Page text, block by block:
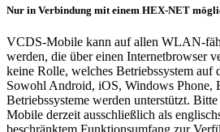
Nur in Verbindung mit einem HEX-NET
VCDS-Mobile kann auf allen WLAN-
werden, die über einen Internetbrowser
keine Rolle, welches Betriebssystem auf
Sowohl Android, iOS, Windows Phone,
Betriebssysteme werden unterstützt.
Mobile derzeit ausschließlich als
beschränktem Funktionsumfang zur